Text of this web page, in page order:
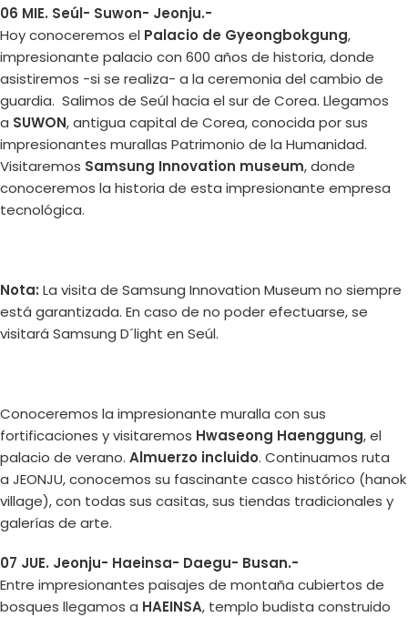
06 MIE. Seúl- Suwon- Jeonju.-
Hoy conoceremos el Palacio de Gyeongbokgung,
impresionante palacio con 600 años de historia, donde
asistiremos -si se realiza- a la ceremonia del cambio de
guardia. Salimos de Seúl hacia el sur de Corea. Llegamos
a SUWON, antigua capital de Corea, conocida por sus
impresionantes murallas Patrimonio de la Humanidad.
Visitaremos Samsung Innovation museum, donde
conoceremos la historia de esta impresionante empresa
tecnológica.
Nota: La visita de Samsung Innovation Museum no siempre
está garantizada. En caso de no poder efectuarse, se
visitará Samsung D´light en Seúl.
Conoceremos la impresionante muralla con sus
fortificaciones y visitaremos Hwaseong Haenggung, el
palacio de verano. Almuerzo incluido. Continuamos ruta
a JEONJU, conocemos su fascinante casco histórico (hanok
village), con todas sus casitas, sus tiendas tradicionales y
galerías de arte.
07 JUE. Jeonju- Haeinsa- Daegu- Busan.-
Entre impresionantes paisajes de montaña cubiertos de
bosques llegamos a HAEINSA, templo budista construido